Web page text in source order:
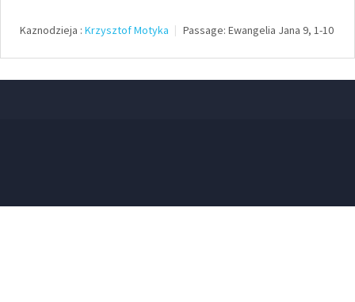
Kaznodzieja : Krzysztof Motyka Passage: Ewangelia Jana 9, 1-10